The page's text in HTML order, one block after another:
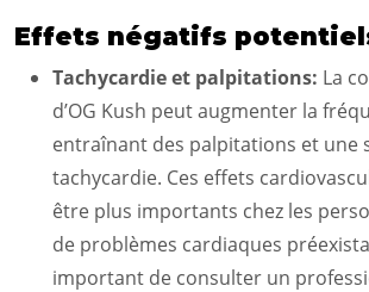
Effets négatifs
Tachycardie et palpitations: La
d’OG Kush peut augmenter la
entraînant des palpitations et une
tachycardie. Ces effets
être plus importants chez les
de problèmes cardiaques
important de consulter un